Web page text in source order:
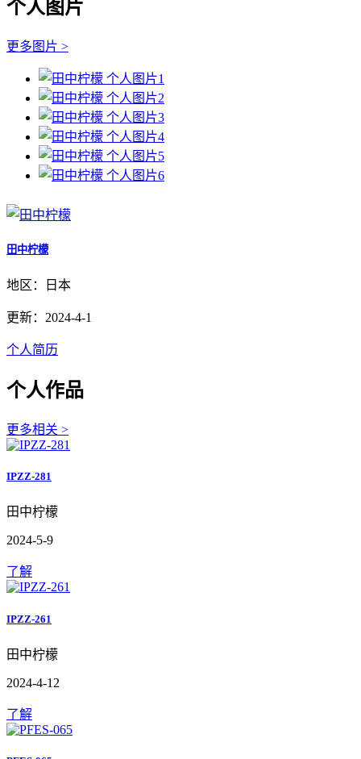
个人图片
更多图片 >
田中柠檬
地区：日本
更新：2024-4-1
个人简历
个人作品
更多相关 >
IPZZ-281
田中柠檬
2024-5-9
了解
IPZZ-261
田中柠檬
2024-4-12
了解